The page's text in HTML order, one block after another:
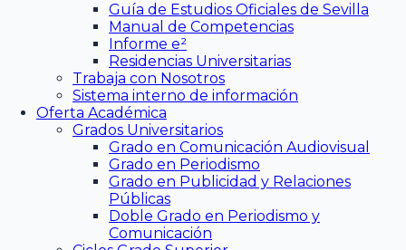
Guía de Estudios Oficiales de Sevilla
Manual de Competencias
Informe e²
Residencias Universitarias
Trabaja con Nosotros
Sistema interno de información
Oferta Académica
Grados Universitarios
Grado en Comunicación Audiovisual
Grado en Periodismo
Grado en Publicidad y Relaciones
Públicas
Doble Grado en Periodismo y
Comunicación